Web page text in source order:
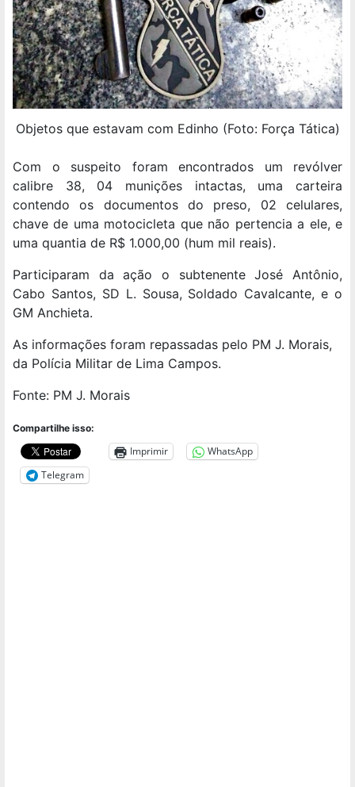
Objetos que estavam com Edinho (Foto: Força Tática)
Com o suspeito foram encontrados um revólver
calibre 38, 04 munições intactas, uma carteira
contendo os documentos do preso, 02 celulares,
chave de uma motocicleta que não pertencia a ele, e
uma quantia de R$ 1.000,00 (hum mil reais).
Participaram da ação o subtenente José Antônio,
Cabo Santos, SD L. Sousa, Soldado Cavalcante, e o
GM Anchieta.
As informações foram repassadas pelo PM J. Morais,
da Polícia Militar de Lima Campos.
Fonte: PM J. Morais
Compartilhe isso:
Imprimir
WhatsApp
Telegram